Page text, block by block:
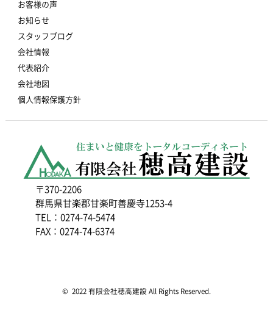
お客様の声
お知らせ
スタッフブログ
会社情報
代表紹介
会社地図
個人情報保護方針
〒370-2206
群馬県甘楽郡甘楽町善慶寺1253-4
TEL：0274-74-5474
FAX：0274-74-6374
© 2022 有限会社穂高建設 All Rights Reserved.